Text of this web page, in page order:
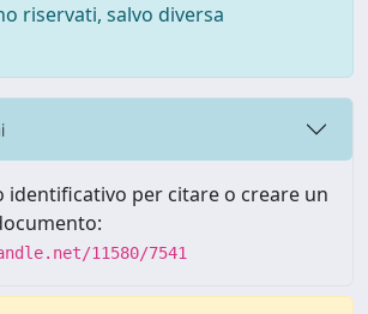
riservati, salvo diversa
identificativo per citare o creare un
11580/7541